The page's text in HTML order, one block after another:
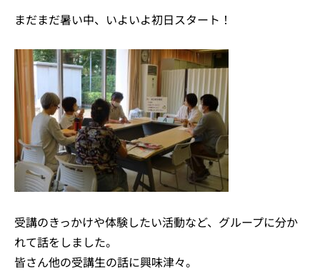
まだまだ暑い中、いよいよ初日スタート！
受講のきっかけや体験したい活動など、グループに分か
れて話をしました。
皆さん他の受講生の話に興味津々。